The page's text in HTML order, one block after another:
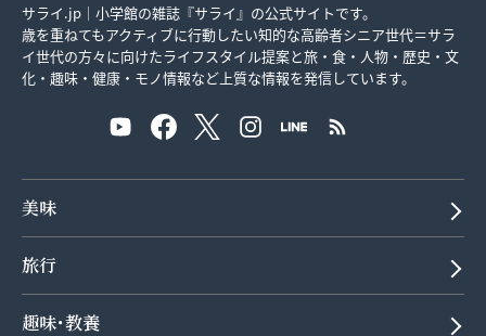
サライ.jp｜小学館の雑誌『サライ』の公式サイトです。
歳を重ねてもアクティブに行動したい知的な高齢者シニア世代＝サラ
イ世代の方々に向けたライフスタイル提案と旅・食・人物・歴史・文
化・趣味・健康・モノ情報など上質な情報を発信しています。
美味
旅行
趣味･教養